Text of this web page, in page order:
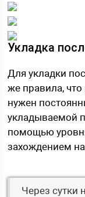
Укладка
Для укладки
же правила,
нужен
укладываемой
помощью
захождением
Через сутки